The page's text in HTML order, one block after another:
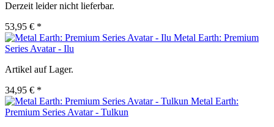
Derzeit leider nicht lieferbar.
53,95 € *
Metal Earth: Premium
Series Avatar - Ilu
Artikel auf Lager.
34,95 € *
Metal Earth:
Premium Series Avatar - Tulkun